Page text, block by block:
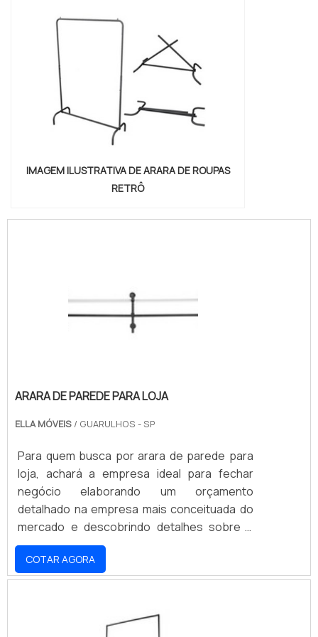
IMAGEM ILUSTRATIVA DE ARARA DE ROUPAS
RETRÔ
ARARA DE PAREDE PARA LOJA
ELLA MÓVEIS / GUARULHOS - SP
Para quem busca por arara de parede para
loja, achará a empresa ideal para fechar
negócio elaborando um orçamento
detalhado na empresa mais conceituada do
mercado e descobrindo detalhes sobre a
líder da área de atuação.ALGUNS DETALHES
SOBRE A ARARA DE PAREDE PARA LOJAQuem
procura por arara de parede para loja em
serviços, acha a Ella Móveis. Com grande
know-how focado em araras, cabides e
COTAR AGORA